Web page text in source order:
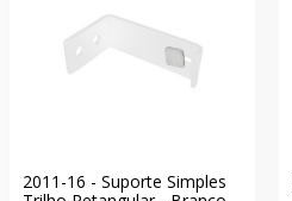
2011-16 - Suporte Simples